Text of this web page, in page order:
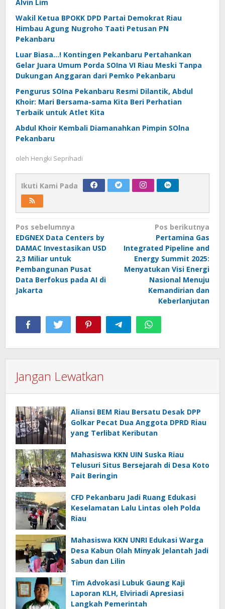
Alvin Lim
Wakil Ketua BPOKK DPD Partai Demokrat Riau
Himbau Agung Nugroho Taati Petusan PN
Pekanbaru
Luar Biasa…! Kontingen Pekanbaru Pertahankan
Gelar Juara Umum Porda SOIna VI Riau Meski Tanpa
Dukungan Anggaran dari Pemko Pekanbaru
Pengurus SOIna Pekanbaru Resmi Dilantik, Abdul
Khoir: Mari Bersama-sama Kita Beri Perhatian
Terbaik untuk Atlet Kita
Abdul Khoir Kembali Diamanahkan Pimpin SOlna
Pekanbaru
oleh Hengki Seprihadi
Ikuti Kami Pada
Navigasi
pos
Pos sebelumnya
EDGNEX Data Centers by
DAMAC Investasikan USD
2,3 Miliar untuk
Pembangunan Pusat
Data Berfokus pada AI di
Jakarta
Pos berikutnya
Pertamina Gas
Integrated Pipeline and
Energy Summit 2025:
Menyatukan Visi Energi
Nasional Menuju
Kemandirian dan
Keberlanjutan
Jangan Lewatkan
Aliansi BEM Riau Bersatu Desak DPP
Golkar Pecat Dua Anggota DPRD Riau
yang Terlibat Keributan
Mahasiswa KKN UIN Suska Riau
Telusuri Situs Bersejarah di Desa Koto
Pait Beringin
CFD Pekanbaru Jadi Ruang Edukasi
Keselamatan Lalu Lintas oleh Polda
Riau
Mahasiswa KKN UNRI Edukasi Warga
Desa Kabun Olah Minyak Jelantah Jadi
Sabun dan Lilin
Tim Advokasi Lubuk Gaung Kaji
Laporan KLH, Elviriadi Apresiasi
Langkah Pemerintah